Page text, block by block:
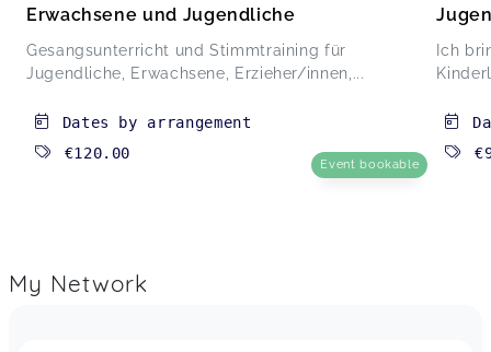
Erwachsene und Jugendliche
Gesangsunterricht und Stimmtraining für
Jugendliche, Erwachsene, Erzieher/innen,...
Dates by arrangement
€120.00
Event bookable
Ich
My Network